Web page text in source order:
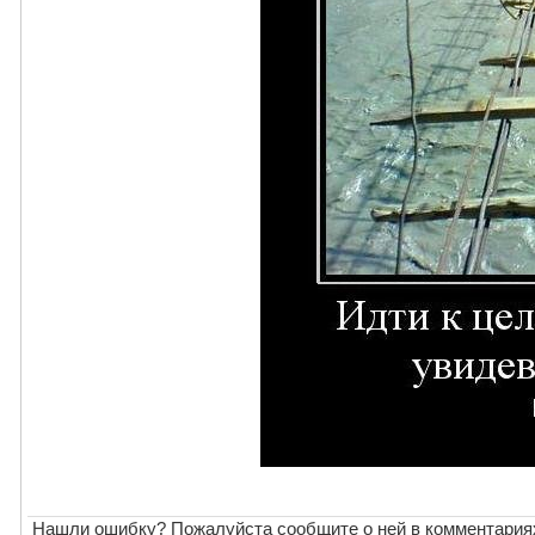
Нашли ошибку? Пожалуйста сообщите о ней в